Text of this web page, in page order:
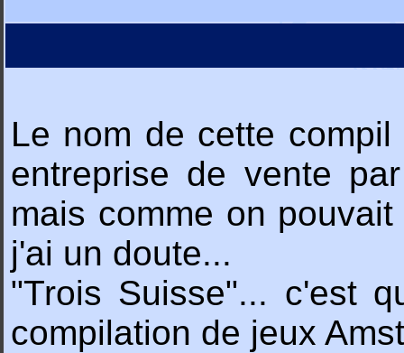
Le nom de cette
entreprise de vente
mais comme on
j'ai un doute...
"Trois Suisse"... c'est
compilation de jeux